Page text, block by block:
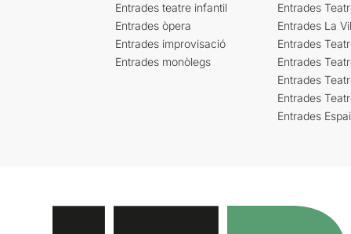
Entrades teatre infantil
Entrades òpera
Entrades improvisació
Entrades monòlegs
Entrades
Entrades La
Entrades
Entrades
Entrades
Entrades
Entrades